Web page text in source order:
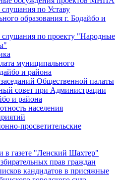
по Уставу
образования г. Бодайбо и
по проекту "Народные
муниципального
и района
Общественной палаты
совет при Администрации
и района
населения
просветительские
в газете "Ленский Шахтер"
прав граждан
кандидатов в присяжные